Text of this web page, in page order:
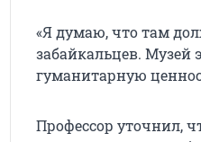
«Я думаю, что там
забайкальцев. Музей
гуманитарную
Профессор уточнил,